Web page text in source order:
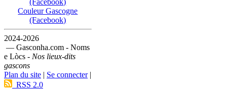
(Facebook)
Couleur Gascogne
(Facebook)
2024-2026
— Gasconha.com - Noms
e Lòcs - Nos lieux-dits
gascons
Plan du site | Se connecter|
RSS 2.0